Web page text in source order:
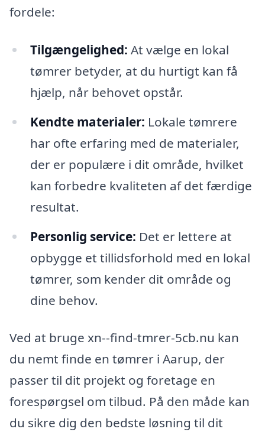
fordele:
Tilgængelighed: At vælge en lokal
tømrer betyder, at du hurtigt kan få
hjælp, når behovet opstår.
Kendte materialer: Lokale tømrere
har ofte erfaring med de materialer,
der er populære i dit område, hvilket
kan forbedre kvaliteten af det færdige
resultat.
Personlig service: Det er lettere at
opbygge et tillidsforhold med en lokal
tømrer, som kender dit område og
dine behov.
Ved at bruge xn--find-tmrer-5cb.nu kan
du nemt finde en tømrer i Aarup, der
passer til dit projekt og foretage en
forespørgsel om tilbud. På den måde kan
du sikre dig den bedste løsning til dit